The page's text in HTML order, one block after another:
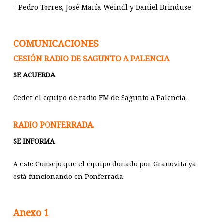
– Pedro Torres, José María Weindl y Daniel Brinduse
COMUNICACIONES
CESIÓN RADIO DE SAGUNTO A PALENCIA
SE ACUERDA
Ceder el equipo de radio FM de Sagunto a Palencia.
RADIO PONFERRADA.
SE INFORMA
A este Consejo que el equipo donado por Granovita ya
está funcionando en Ponferrada.
Anexo 1